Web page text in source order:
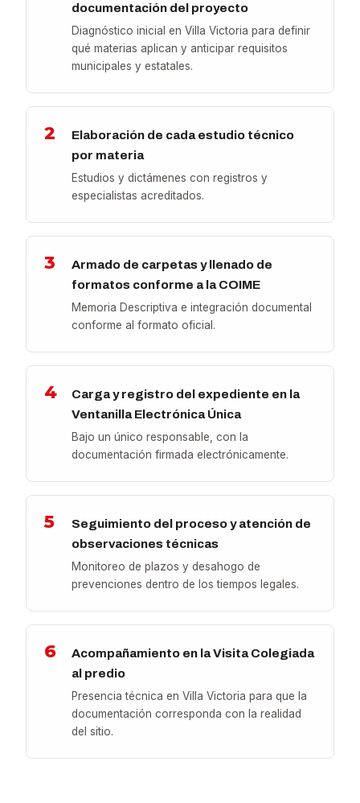
documentación del proyecto
Diagnóstico inicial en Villa Victoria para definir
qué materias aplican y anticipar requisitos
municipales y estatales.
2
Elaboración de cada estudio técnico
por materia
Estudios y dictámenes con registros y
especialistas acreditados.
3
Armado de carpetas y llenado de
formatos conforme a la COIME
Memoria Descriptiva e integración documental
conforme al formato oficial.
4
Carga y registro del expediente en la
Ventanilla Electrónica Única
Bajo un único responsable, con la
documentación firmada electrónicamente.
5
Seguimiento del proceso y atención de
observaciones técnicas
Monitoreo de plazos y desahogo de
prevenciones dentro de los tiempos legales.
6
Acompañamiento en la Visita Colegiada
al predio
Presencia técnica en Villa Victoria para que la
documentación corresponda con la realidad
del sitio.